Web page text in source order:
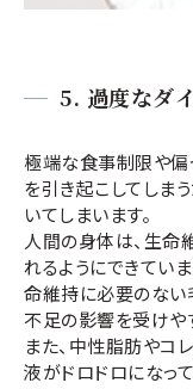
5. 過度なダ
極端な食事制限や偏
を引き起こしてしま
いてしまいます。
人間の身体は、生
れるようにできてい
命維持に必要のない
不足の影響を受けや
また、中性脂肪やコ
液がドロドロになっ